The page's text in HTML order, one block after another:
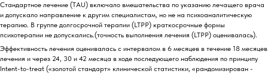
Стандартное лечение (TAU) включало вмешательства по указанию лечащего врача
и допускало направление к другим специалистам, но не на психоаналитическую
терапию. В группе долгосрочной терапии (LTPP) краткосрочные формы
психотерапии не допускались.(точность выполнения лечения (LTPP) оценивалась).
Эффективность лечения оценивалась с интервалом в 6 месяцев в течение 18 месяцев
лечения и через 24, 30 и 42 месяца в ходе последующего наблюдения по принципу
Intent-to-treat («золотой стандарт» клинической статистики, «рандомизирован -